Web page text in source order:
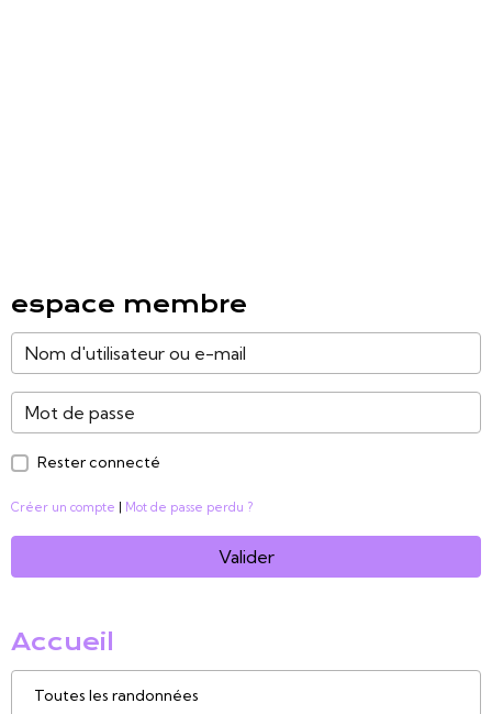
espace membre
Rester connecté
Créer un compte Mot de passe perdu ?
Valider
Accueil
Toutes les randonnées